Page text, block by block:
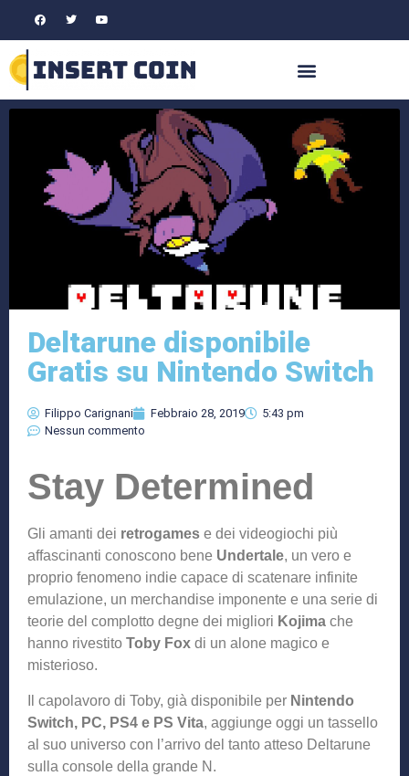
Deltarune disponibile
Gratis su Nintendo Switch
Filippo Carignani Febbraio 28, 2019
5:43 pm
Nessun commento
Stay Determined
Gli amanti dei retrogames e dei videogiochi più
affascinanti conoscono bene Undertale, un vero e
proprio fenomeno indie capace di scatenare infinite
emulazione, un merchandise imponente e una serie di
teorie del complotto degne dei migliori Kojima che
hanno rivestito Toby Fox di un alone magico e
misterioso.
Il capolavoro di Toby, già disponibile per Nintendo
Switch, PC, PS4 e PS Vita, aggiunge oggi un tassello
al suo universo con l’arrivo del tanto atteso Deltarune
sulla console della grande N.